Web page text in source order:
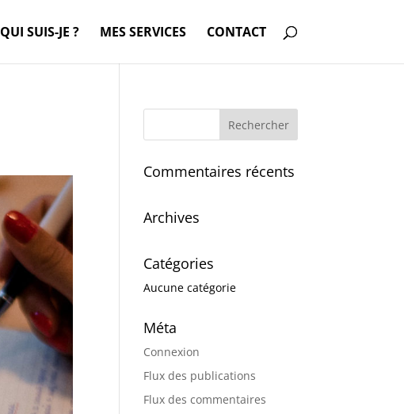
QUI SUIS-JE ? MES SERVICES CONTACT
Commentaires récents
Archives
Catégories
Aucune catégorie
Méta
Connexion
Flux des publications
Flux des commentaires